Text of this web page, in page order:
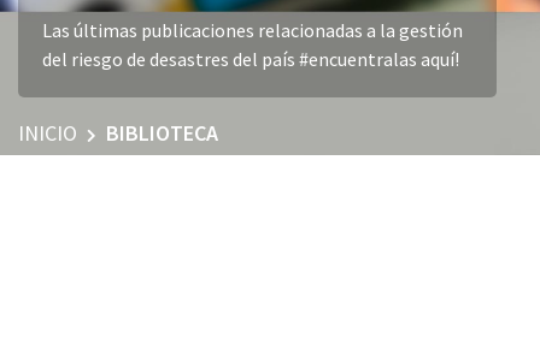
Las últimas publicaciones relacionadas a la gestión
del riesgo de desastres del país #encuentralas aquí!
INICIO BIBLIOTECA